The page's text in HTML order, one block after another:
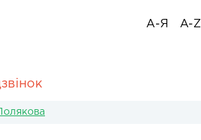
А-Я A-Z